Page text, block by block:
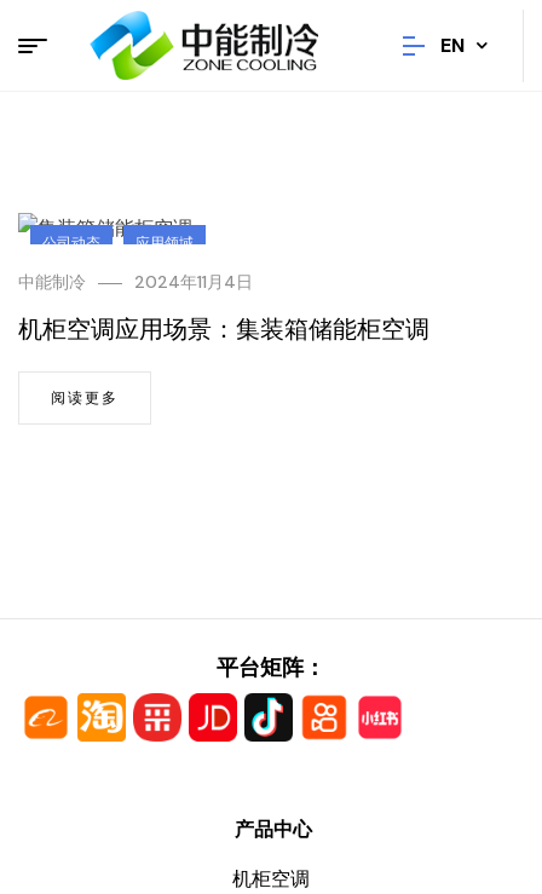
EN
公司动态 应用领域
中能制冷 2024年11月4日
机柜空调应用场景：集装箱储能柜空调
阅读更多
平台矩阵：
产品中心
机柜空调